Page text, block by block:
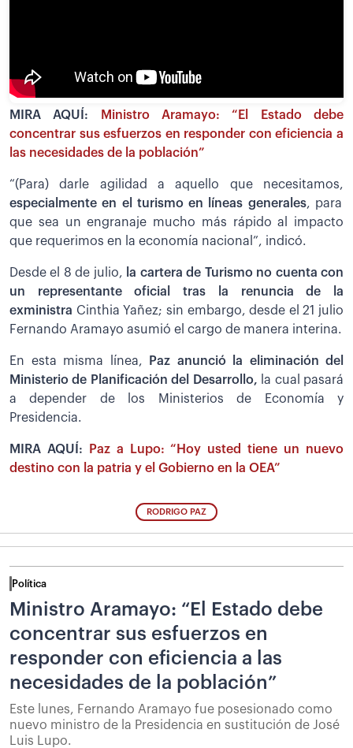
MIRA AQUÍ:
Ministro Aramayo: “El Estado debe
concentrar sus esfuerzos en responder con eficiencia a
las necesidades de la población”
“(Para) darle agilidad a aquello que necesitamos,
especialmente en el turismo en líneas generales, para
que sea un engranaje mucho más rápido al impacto
que requerimos en la economía nacional”, indicó.
Desde el 8 de julio, la cartera de Turismo no cuenta con
un representante oficial tras la renuncia de la
exministra Cinthia Yañez; sin embargo, desde el 21 julio
Fernando Aramayo asumió el cargo de manera interina.
En esta misma línea,
Paz anunció la eliminación del
Ministerio de Planificación del Desarrollo, la cual pasará
a depender de los Ministerios de Economía y
Presidencia.
MIRA AQUÍ:
Paz a Lupo: “Hoy usted tiene un nuevo
destino con la patria y el Gobierno en la OEA”
RODRIGO PAZ
Política
Ministro Aramayo: “El Estado debe
concentrar sus esfuerzos en
responder con eficiencia a las
necesidades de la población”
Este lunes, Fernando Aramayo fue posesionado como
nuevo ministro de la Presidencia en sustitución de José
Luis Lupo.